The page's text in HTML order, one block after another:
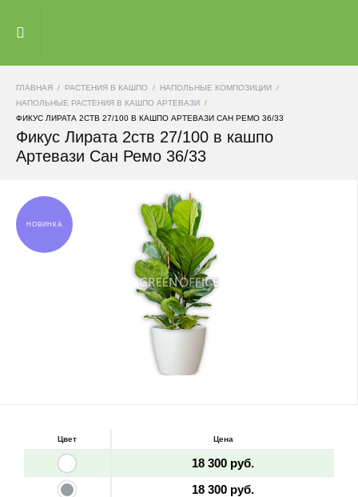
ГЛАВНАЯ РАСТЕНИЯ В КАШПО
НАПОЛЬНЫЕ КОМПОЗИЦИИ
НАПОЛЬНЫЕ РАСТЕНИЯ В КАШПО AРТЕВАЗИ
ФИКУС ЛИРАТА 2СТВ 27/100 В КАШПО АРТЕВАЗИ САН РЕМО 36/33
Фикус Лирата 2ств 27/100 в кашпо
Артевази Сан Ремо 36/33
НОВИНКА
Цвет Цена
18 300 руб.
18 300 руб.